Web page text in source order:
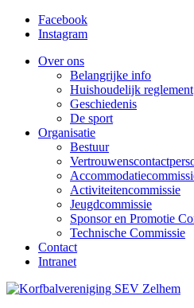
Facebook
Instagram
Over ons
Belangrijke info
Huishoudelijk reglement
Geschiedenis
De sport
Organisatie
Bestuur
Activiteitencommissie
Jeugdcommissie
Sponsor en Promotie
Technische Commissie
Contact
Intranet